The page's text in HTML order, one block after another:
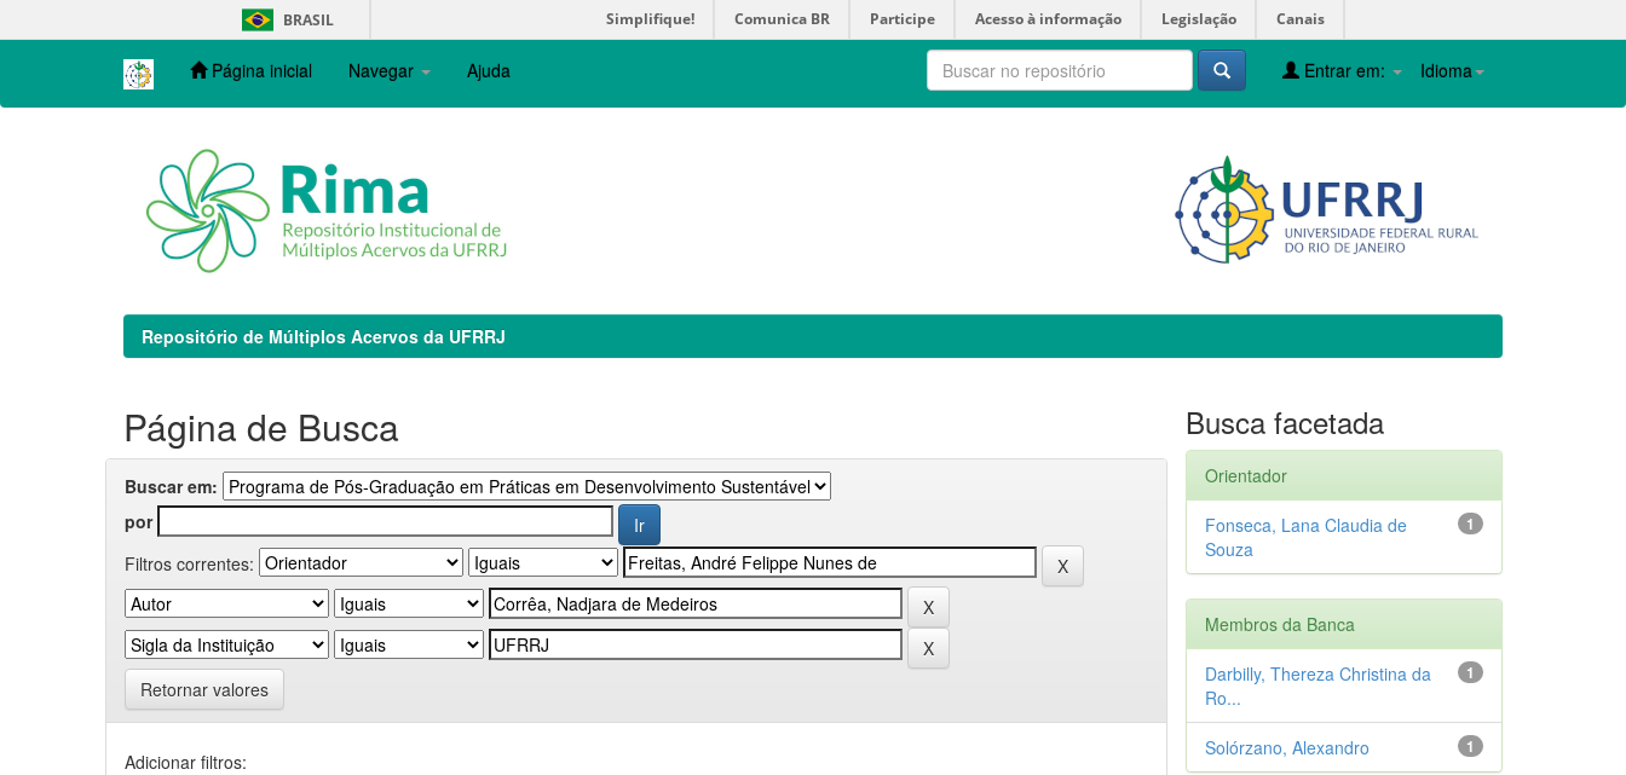
navigation
BRASIL Simplifique! Comunica BR Participe Acesso à informação Legislação Canais
Página inicial Navegar Ajuda Idioma
Entrar em:
Repositório de Múltiplos Acervos da UFRRJ
Página de Busca
Buscar em:
por
Filtros correntes:
Retornar valores
Adicionar filtros:
Busca facetada
Orientador
1
Fonseca, Lana Claudia de
Souza
Membros da Banca
1
Darbilly, Thereza Christina da
Ro...
1
Solórzano, Alexandro